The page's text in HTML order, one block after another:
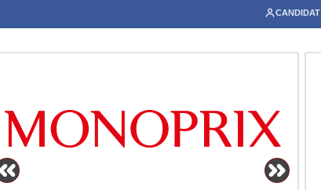
CANDIDAT